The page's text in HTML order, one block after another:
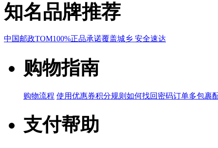
知名品牌推荐
中国邮政TOM100%正品承诺覆盖城乡 安全速达
购物指南
购物流程 使用优惠券积分规则 如何找回密码订单多包裹
支付帮助